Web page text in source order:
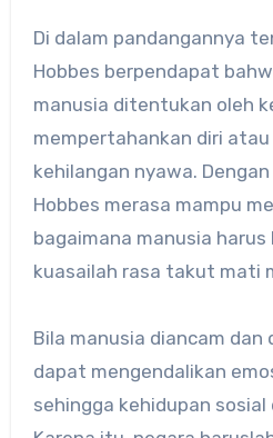
Di dalam pandangannya
Hobbes berpendapat
manusia ditentukan oleh
mempertahankan diri
kehilangan nyawa.
Hobbes merasa mampu
bagaimana manusia
kuasailah rasa takut mati
Bila manusia diancam
dapat mengendalikan
sehingga kehidupan